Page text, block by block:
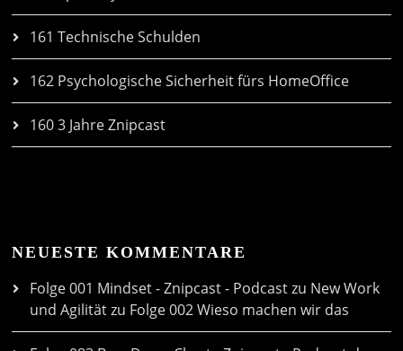
161 Technische Schulden
162 Psychologische Sicherheit fürs HomeOffice
160 3 Jahre Znipcast
NEUESTE KOMMENTARE
Folge 001 Mindset - Znipcast - Podcast zu New Work
und Agilitätzu Folge 002 Wieso machen wir das